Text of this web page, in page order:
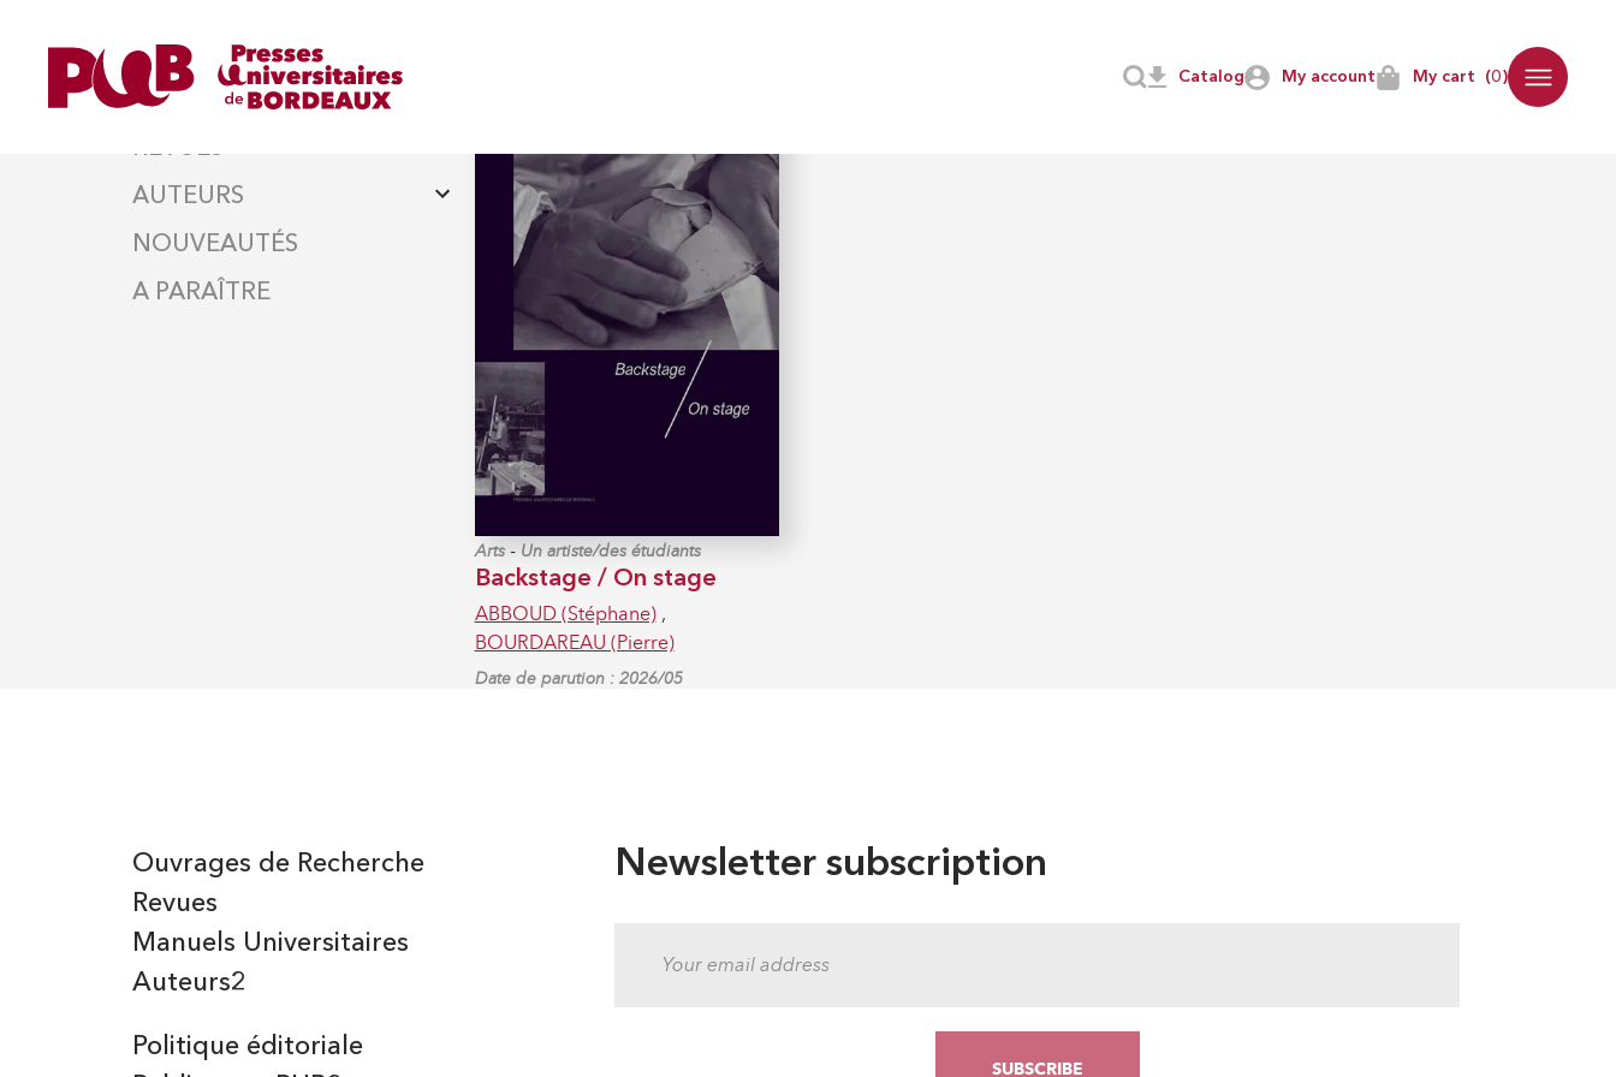
My account My cart (0)
Catalog
OUVRAGES
REVUES
AUTEURS
NOUVEAUTÉS
A PARAÎTRE
Arts- Un artiste/des étudiants
Backstage / On stage
ABBOUD (Stéphane),
BOURDAREAU (Pierre)
Date de parution : 2026/05
Newsletter subscription
Auteurs2
Manuels Universitaires
Ouvrages de Recherche
Revues
Politique éditoriale